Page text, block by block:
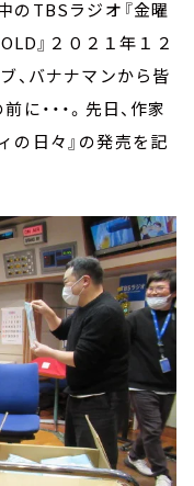
のTBSラジオ『金曜
』２０２１年１２
、バナナマンから皆
・・・。先日、作家
の日々』の発売を記